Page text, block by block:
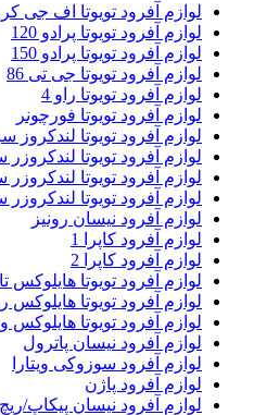
لوازم آفرود تویوتا اف جی
لوازم آفرود تویوتا پرادو 120
لوازم آفرود تویوتا پرادو 150
لوازم آفرود تویوتا جی تی 86
لوازم آفرود تویوتا راو 4
لوازم آفرود تویوتا فورچونر
لوازم آفرود تویوتا لندکروز
لوازم آفرود تویوتا لندکروزر
لوازم آفرود تویوتا لندکروزر
لوازم آفرود تویوتا لندکروزر
لوازم آفرود نیسان رونیز
لوازم آفرود کاپرا 1
لوازم آفرود کاپرا 2
لوازم آفرود تویوتا هایلوکس
لوازم آفرود تویوتا هایلوکس
لوازم آفرود تویوتا هایلوکس
لوازم آفرود نیسان پاترول
لوازم آفرود سوزوکی ویتارا
لوازم آفرود پاژن
لوازم آفرود نیسان پیکاپ/ریچ